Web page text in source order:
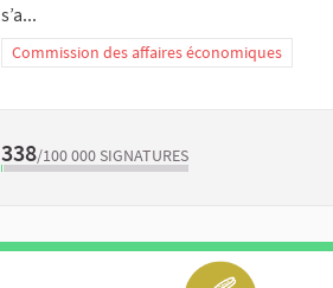
s’a...
Commission des affaires économiques
338/100 000 SIGNATURES